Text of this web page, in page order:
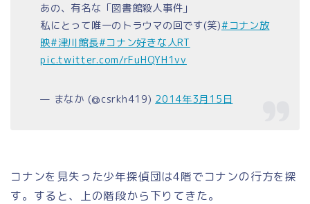
あの、有名な「図書館殺人事件」
私にとって唯一のトラウマの回です(笑)#コナン放
映#津川館長#コナン好きな人RT
pic.twitter.com/rFuHQYH1vv
— まなか (@csrkh419) 2014年3月15日
コナンを見失った少年探偵団は4階でコナンの行方を探
す。すると、上の階段から下りてきた。